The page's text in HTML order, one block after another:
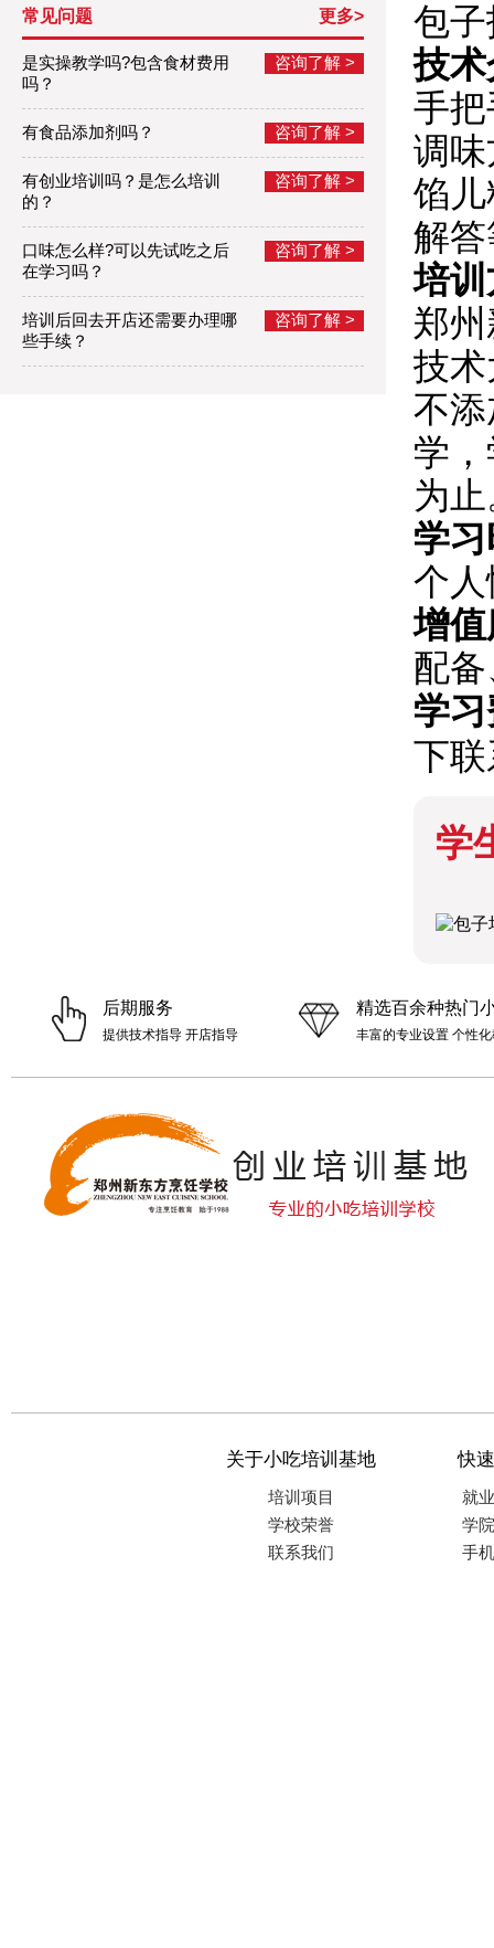
常见问题 更多>
是实操教学吗?包含食材费用
吗？
咨询了解 >
有食品添加剂吗？ 咨询了解 >
有创业培训吗？是怎么培训
的？
咨询了解 >
口味怎么样?可以先试吃之后
在学习吗？
咨询了解 >
培训后回去开店还需要办理哪
些手续？
咨询了解 >
包
技
手
调
馅
解
培
郑
技
不
学
为
学
个
增
配
学
下
学
后期服务
提供技术指导 开店指导
精选百余种热门
丰富的专业设置 个性
关于小吃培训基地
培训项目
学校荣誉
联系我们
快
就
学
手